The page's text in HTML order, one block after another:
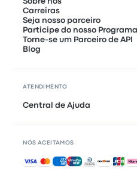
Carreiras
Seja nosso parceiro
Participe do nosso
Torne-se um Parceiro de API
Blog
ATENDIMENTO
Central de Ajuda
NÓS ACEITAMOS
Pagamentos aceitos